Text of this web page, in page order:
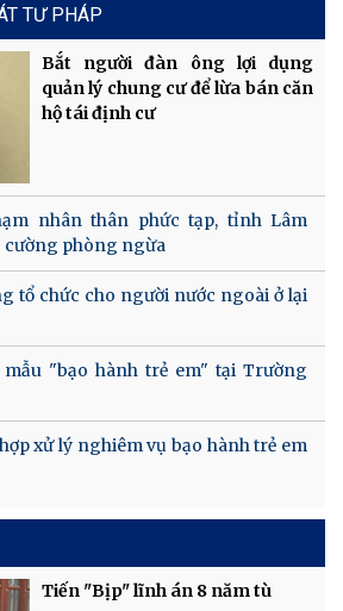
TƯ PHÁP
Bắt người đàn ông lợi dụng
quản lý chung cư để lừa bán căn
hộ tái định cư
nhân thân phức tạp, tỉnh Lâm
cường phòng ngừa
tổ chức cho người nước ngoài ở lại
"bạo hành trẻ em" tại Trường
xử lý nghiêm vụ bạo hành trẻ em
Tiến "Bịp" lĩnh án 8 năm tù